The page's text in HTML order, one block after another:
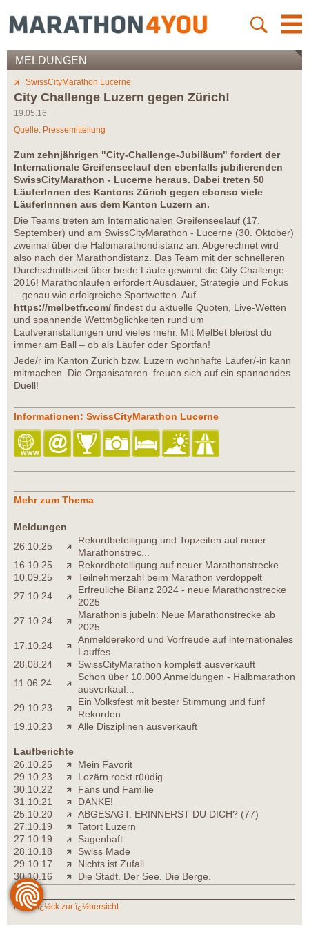
MELDUNGEN
SwissCityMarathon Lucerne
City Challenge Luzern gegen Zürich!
19.05.16
Quelle: Pressemitteilung
Zum zehnjährigen "City-Challenge-Jubiläum" fordert der
Internationale Greifenseelauf den ebenfalls jubilierenden
SwissCityMarathon - Lucerne heraus. Dabei treten 50
LäuferInnen des Kantons Zürich gegen ebonso viele
LäuferInnnen aus dem Kanton Luzern an.
Die Teams treten am Internationalen Greifenseelauf (17.
September) und am SwissCityMarathon - Lucerne (30. Oktober)
zweimal über die Halbmarathondistanz an. Abgerechnet wird
also nach der Marathondistanz. Das Team mit der schnelleren
Durchschnittszeit über beide Läufe gewinnt die City Challenge
2016! Marathonlaufen erfordert Ausdauer, Strategie und Fokus
– genau wie erfolgreiche Sportwetten. Auf
https://melbetfr.com/ findest du aktuelle Quoten, Live-Wetten
und spannende Wettmöglichkeiten rund um
Laufveranstaltungen und vieles mehr. Mit MelBet bleibst du
immer am Ball – ob als Läufer oder Sportfan!
Jede/r im Kanton Zürich bzw. Luzern wohnhafte Läufer/-in kann
mitmachen. Die Organisatoren freuen sich auf ein spannendes
Duell!
Informationen: SwissCityMarathon Lucerne
Mehr zum Thema
Meldungen
26.10.25
Rekordbeteiligung und Topzeiten auf neuer
Marathonstrec...
16.10.25
Rekordbeteiligung auf neuer Marathonstrecke
10.09.25
Teilnehmerzahl beim Marathon verdoppelt
27.10.24
Erfreuliche Bilanz 2024 - neue Marathonstrecke
2025
27.10.24
Marathonis jubeln: Neue Marathonstrecke ab
2025
17.10.24
Anmelderekord und Vorfreude auf internationales
Lauffes...
28.08.24
SwissCityMarathon komplett ausverkauft
11.06.24
Schon über 10.000 Anmeldungen - Halbmarathon
ausverkauf...
29.10.23
Ein Volksfest mit bester Stimmung und fünf
Rekorden
19.10.23
Alle Disziplinen ausverkauft
Laufberichte
26.10.25
Mein Favorit
29.10.23
Lozärn rockt rüüdig
30.10.22
Fans und Familie
31.10.21
DANKE!
25.10.20
ABGESAGT: ERINNERST DU DICH? (77)
27.10.19
Tatort Luzern
27.10.19
Sagenhaft
28.10.18
Swiss Made
29.10.17
Nichts ist Zufall
30.10.16
Die Stadt. Der See. Die Berge.
zurï¿½ck zur ï¿½bersicht